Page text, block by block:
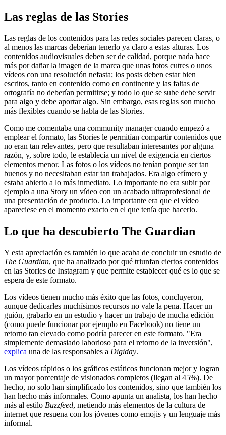
Las reglas de las Stories
Las reglas de los contenidos para las redes sociales parecen claras, o
al menos las marcas deberían tenerlo ya claro a estas alturas. Los
contenidos audiovisuales deben ser de calidad, porque nada hace
más por dañar la imagen de la marca que unas fotos cutres o unos
vídeos con una resolución nefasta; los posts deben estar bien
escritos, tanto en contenido como en continente y las faltas de
ortografía no deberían permitirse; y todo lo que se sube debe servir
para algo y debe aportar algo. Sin embargo, esas reglas son mucho
más flexibles cuando se habla de las Stories.
Como me comentaba una community manager cuando empezó a
emplear el formato, las Stories le permitían compartir contenidos que
no eran tan relevantes, pero que resultaban interesantes por alguna
razón, y, sobre todo, le establecía un nivel de exigencia en ciertos
elementos menor. Las fotos o los vídeos no tenían porque ser tan
buenos y no necesitaban estar tan trabajados. Era algo efímero y
estaba abierto a lo más inmediato. Lo importante no era subir por
ejemplo a una Story un vídeo con un acabado ultraprofesional de
una presentación de producto. Lo importante era que el vídeo
apareciese en el momento exacto en el que tenía que hacerlo.
Lo que ha descubierto The Guardian
Y esta apreciación es también lo que acaba de concluir un estudio de
The Guardian, que ha analizado por qué triunfan ciertos contenidos
en las Stories de Instagram y que permite establecer qué es lo que se
espera de este formato.
Los vídeos tienen mucho más éxito que las fotos, concluyeron,
aunque dedicarles muchísimos recursos no vale la pena. Hacer un
guión, grabarlo en un estudio y hacer un trabajo de mucha edición
(como puede funcionar por ejemplo en Facebook) no tiene un
retorno tan elevado como podría parecer en este formato. "Era
simplemente demasiado laborioso para el retorno de la inversión",
explica una de las responsables a Digiday.
Los vídeos rápidos o los gráficos estáticos funcionan mejor y logran
un mayor porcentaje de visionados completos (llegan al 45%). De
hecho, no solo han simplificado los contenidos, sino que también los
han hecho más informales. Como apunta un analista, los han hecho
más al estilo Buzzfeed, metiendo más elementos de la cultura de
internet que resuena con los jóvenes como emojis y un lenguaje más
informal.